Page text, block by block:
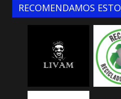
RECOMENDAMOS ESTO